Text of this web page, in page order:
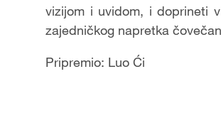
vizijom i uvidom, i doprineti
zajedničkog napretka
Pripremio: Luo Ći